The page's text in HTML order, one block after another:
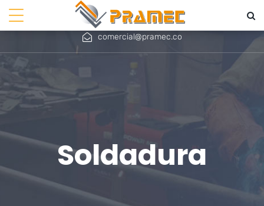
+ 57 601 756 4566
+57 310 779 9782
comercial@pramec.co
Soldadura